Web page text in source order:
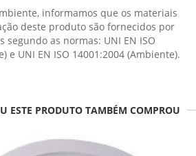
informamos que os materiais
deste produto são fornecidos por
segundo as normas: UNI EN ISO
e UNI EN ISO 14001:2004 (Ambiente).
ESTE PRODUTO TAMBÉM COMPROU